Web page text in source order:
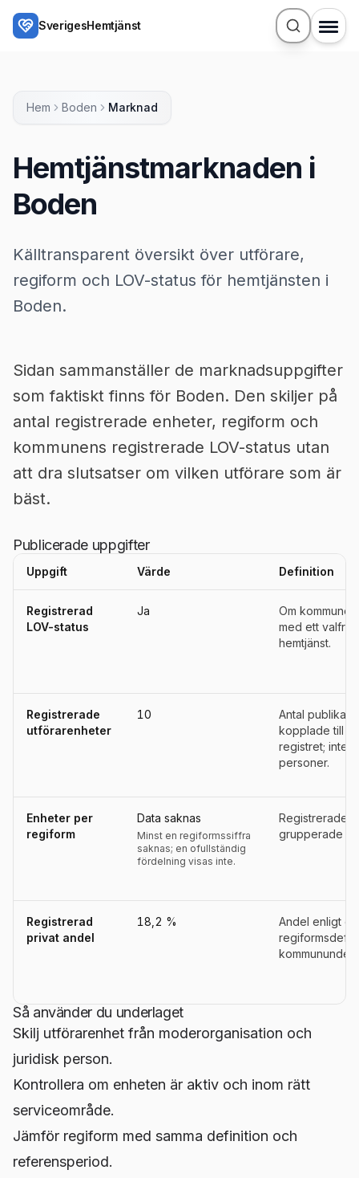
Hoppa till huvudinnehåll
SverigesHemtjänst
Hem Boden Marknad
Hemtjänstmarknaden i
Boden
Källtransparent översikt över utförare,
regiform och LOV-status för hemtjänsten i
Boden.
Sidan sammanställer de marknadsuppgifter
som faktiskt finns för Boden. Den skiljer på
antal registrerade enheter, regiform och
kommunens registrerade LOV-status utan
att dra slutsatser om vilken utförare som är
bäst.
Publicerade uppgifter
Uppgift Värde Definition
Registrerad
LOV-status
Ja
Om
med ett
hemtjänst.
Registrerade
utförarenheter
10
Antal publika
kopplade till
registret; inte
personer.
Enheter per
regiform
Data saknas
Minst en regiformssiffra
saknas; en ofullständig
fördelning visas inte.
Registrerade
grupperade
Registrerad
privat andel
18,2 %
Andel enligt
Så använder du underlaget
Skilj utförarenhet från moderorganisation och
juridisk person.
Kontrollera om enheten är aktiv och inom rätt
serviceområde.
Jämför regiform med samma definition och
referensperiod.